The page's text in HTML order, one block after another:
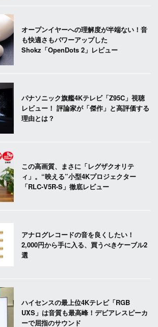
オープンイヤーへの理解度が半端ない！音
も快適さもパワーアップした
Shokz「OpenDots 2」レビュー
パナソニック旗艦4Kテレビ「Z95C」視聴
レビュー！ 評論家が「傑作」と高評価する
理由とは？
この高画質、まさに「レグザクオリテ
ィ」。“映える”小型4Kプロジェクター
「RLC-V5R-S」徹底レビュー
アナログレコードの音を良くしたい！
2,000円から手に入る、買うべきケーブル2
選
ハイセンスの最上位4Kテレビ「RGB
UXS」は音質も最高峰！デビアレスピーカ
ーで屈指のサウンド